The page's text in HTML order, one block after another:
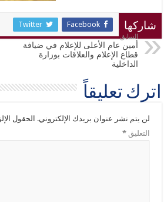
شاركها Facebook
Twitter
السابق
أمين عام الأعلى للإعلام في ضيافة
قطاع الإعلام والعلاقات بوزارة
الداخلية
اترك تعليقاً
لن يتم نشر عنوان بريدك الإلكتروني. الحقول
التعليق*